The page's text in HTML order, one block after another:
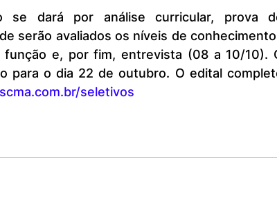
serão avaliados os níveis de
e, por fim, entrevista (08 a 10/10).
para o dia 22 de outubro. O edital
seletivos